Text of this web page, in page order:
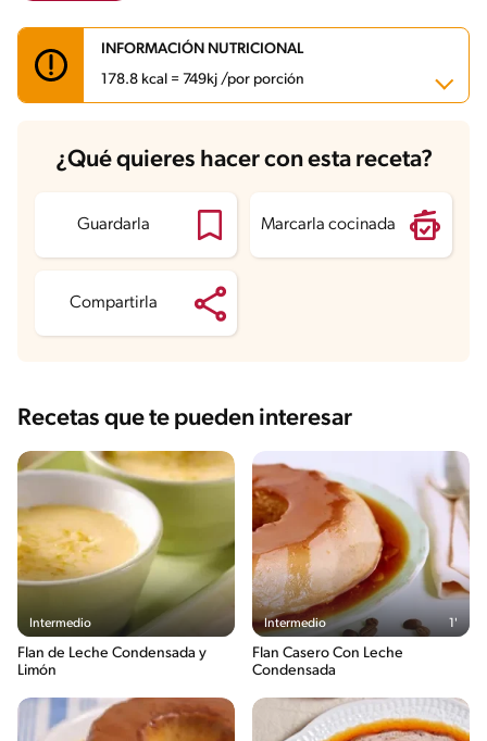
INFORMACIÓN NUTRICIONAL
178.8 kcal = 749kj /por porción
Carbohidratos 12 g
Energía 178.8 kcal
Proteína
Grasas saturadas 1 g
Sodio 50.1 mg
¿Qué quieres hacer con esta receta?
Guardarla Marcarla cocinada
Compartirla
Recetas que te pueden interesar
Intermedio
Flan de Leche Condensada y
Limón
Intermedio 1'
Flan Casero Con Leche
Condensada